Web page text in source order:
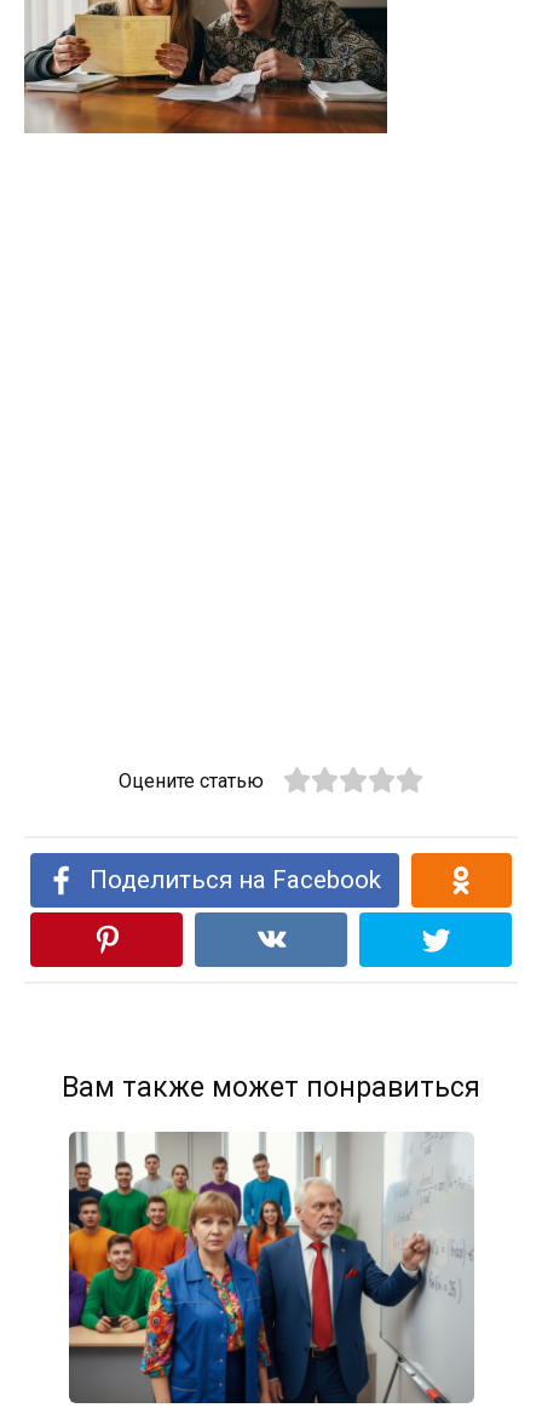
Оцените статью
Поделиться на Facebook
Вам также может понравиться